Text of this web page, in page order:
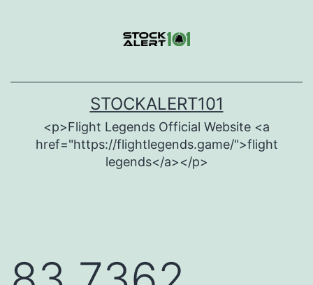
STOCKALERT101
<p>Flight Legends Official Website <a
href="https://flightlegends.game/">flight
legends</a></p>